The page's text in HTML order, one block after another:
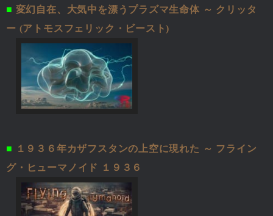
■ 変幻自在、大気中を漂うプラズマ生命体 ～ クリッタ
ー (アトモスフェリック・ビースト)
■
１９３６年カザフスタンの上空に現れた ～ フライン
グ・ヒューマノイド １９３６